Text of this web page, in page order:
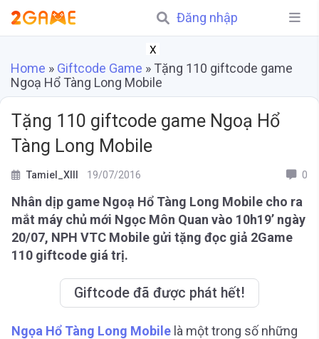
Đăng nhập
X
Home » Giftcode Game » Tặng 110 giftcode game
Ngoạ Hổ Tàng Long Mobile
Tặng 110 giftcode game Ngoạ Hổ
Tàng Long Mobile
Tamiel_XIII 19/07/2016 0
Nhân dịp game Ngoạ Hổ Tàng Long Mobile cho ra
mắt máy chủ mới Ngọc Môn Quan vào 10h19’ ngày
20/07, NPH VTC Mobile gửi tặng đọc giả 2Game
110 giftcode giá trị.
Giftcode đã được phát hết!
Ngọa Hổ Tàng Long Mobile là một trong số những